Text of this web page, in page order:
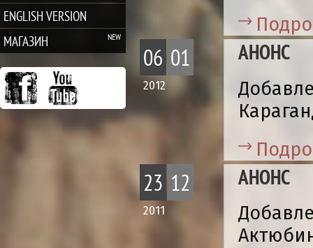
ENGLISH VERSION
МАГАЗИН
06 01
2012
АНОНС
23 12
2011
АНОНС